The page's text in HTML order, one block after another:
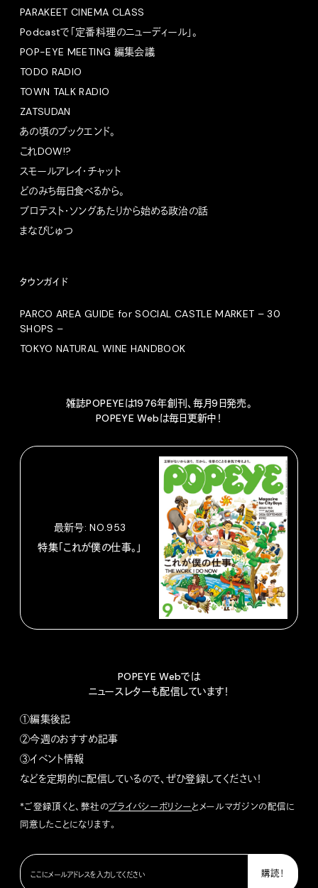
PARAKEET CINEMA CLASS
Podcastで「定番料理のニューディール」。
POP-EYE MEETING 編集会議
TODO RADIO
TOWN TALK RADIO
ZATSUDAN
あの頃のブックエンド。
これDOW!?
スモールアレイ・チャット
どのみち毎日食べるから。
プロテスト・ソングあたりから始める政治の話
まなびじゅつ
タウンガイド
PARCO AREA GUIDE for SOCIAL CASTLE MARKET – 30
SHOPS –
TOKYO NATURAL WINE HANDBOOK
雑誌POPEYEは1976年創刊、毎月9日発売。
POPEYE Webは毎日更新中！
最新号: NO.953
特集「これが僕の仕事。」
POPEYE Webでは
ニュースレターも配信しています！
①編集後記
②今週のおすすめ記事
③イベント情報
などを定期的に配信しているので、ぜひ登録してください！
*ご登録頂くと、弊社のプライバシーポリシーとメールマガジンの配信に
同意したことになります。